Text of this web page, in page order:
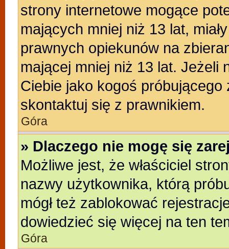
strony internetowe mogące
mających mniej niż 13 lat,
prawnych opiekunów na
mającej mniej niż 13 lat. Jeżeli
Ciebie jako kogoś
skontaktuj się z prawnikiem.
Góra
» Dlaczego nie mogę się
Możliwe jest, że właściciel
nazwy użytkownika, którą
mógł też zablokować
dowiedzieć się więcej na ten
Góra